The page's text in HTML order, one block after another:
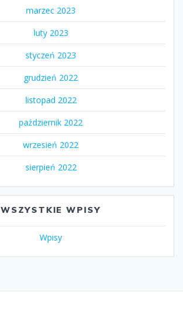
marzec 2023
luty 2023
styczeń 2023
grudzień 2022
listopad 2022
październik 2022
wrzesień 2022
sierpień 2022
WSZYSTKIE WPISY
Wpisy